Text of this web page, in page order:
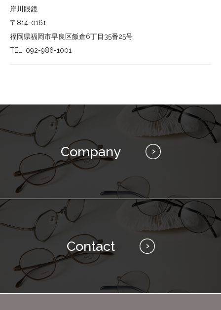
岸川眼鏡
〒814-0161
福岡県福岡市早良区飯倉6丁目35番25号
TEL: 092-986-1001
Company
Contact